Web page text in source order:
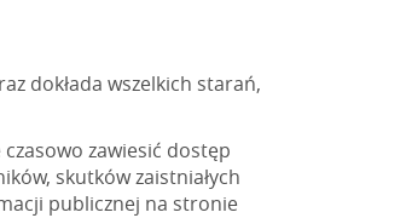
dokłada wszelkich starań,
zawiesić dostęp
skutków zaistniałych
publicznej na stronie